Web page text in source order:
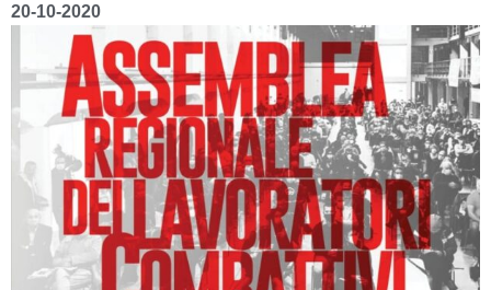
20-10-2020